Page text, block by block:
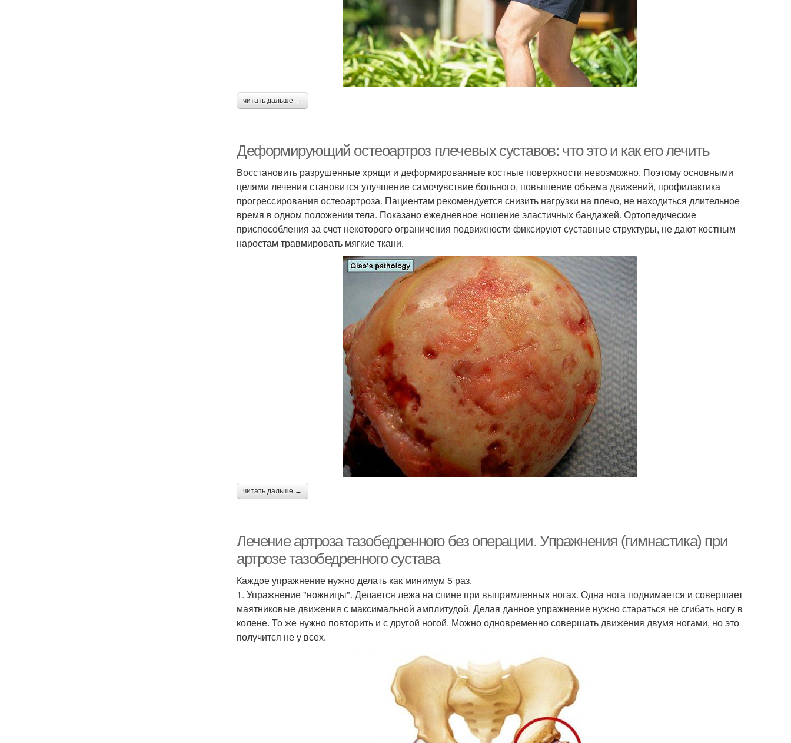
читать дальше →
Деформирующий остеоартроз плечевых суставов: что это и как его лечить
Восстановить разрушенные хрящи и деформированные костные поверхности невозможно. Поэтому основными
целями лечения становится улучшение самочувствие больного, повышение объема движений, профилактика
прогрессирования остеоартроза. Пациентам рекомендуется снизить нагрузки на плечо, не находиться длительное
время в одном положении тела. Показано ежедневное ношение эластичных бандажей. Ортопедические
приспособления за счет некоторого ограничения подвижности фиксируют суставные структуры, не дают костным
наростам травмировать мягкие ткани.
читать дальше →
Лечение артроза тазобедренного без операции. Упражнения (гимнастика) при
артрозе тазобедренного сустава
Каждое упражнение нужно делать как минимум 5 раз.
1. Упражнение "ножницы". Делается лежа на спине при выпрямленных ногах. Одна нога поднимается и совершает
маятниковые движения с максимальной амплитудой. Делая данное упражнение нужно стараться не сгибать ногу в
колене. То же нужно повторить и с другой ногой. Можно одновременно совершать движения двумя ногами, но это
получится не у всех.